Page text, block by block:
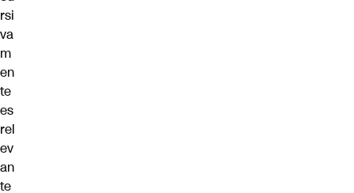
rsi
va
m
en
te
es
rel
ev
an
te